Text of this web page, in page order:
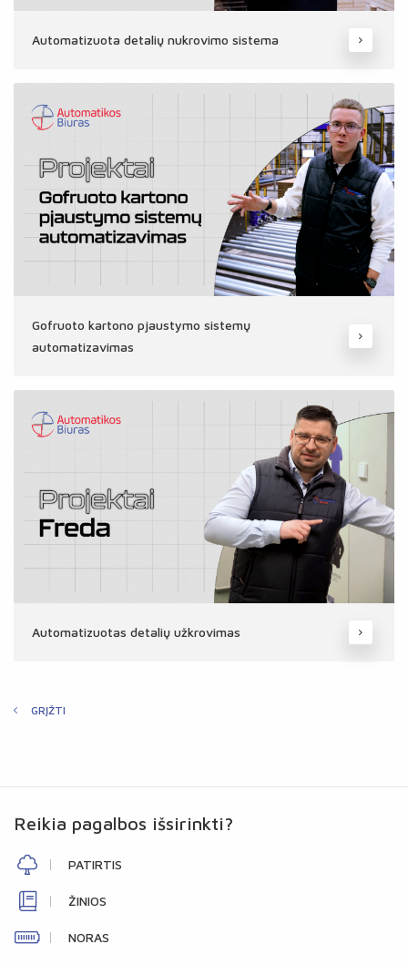
Automatizuota detalių nukrovimo sistema
Gofruoto kartono pjaustymo sistemų
automatizavimas
Automatizuotas detalių užkrovimas
GRĮŽTI
Reikia pagalbos išsirinkti?
PATIRTIS
ŽINIOS
NORAS